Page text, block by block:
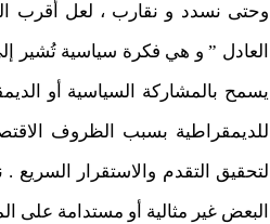
وحتى نسدد و نقارب ، لعل أقرب
العادل ” و هي فكرة سياسية تُشير
يسمح بالمشاركة السياسية أو
للديمقراطية بسبب الظروف
لتحقيق التقدم والاستقرار
البعض غير مثالية أو مستدامة